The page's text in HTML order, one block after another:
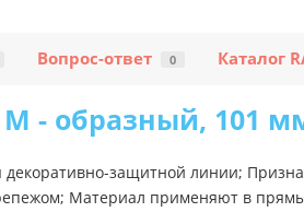
Вопрос-ответ 0 Каталог
- образный, 101
декоративно-защитной линии;
Материал применяют в